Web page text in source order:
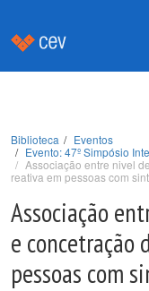
Biblioteca
Eventos
Evento: 47º Simpósio
Associação entre nivel
reativa em pessoas com
Associação
e concetração
pessoas com